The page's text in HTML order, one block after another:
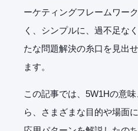
ーケティングフレームワー
く、シンプルに、過不足な
たな問題解決の糸口を見出
ます。
この記事では、 5W1Hの意
ら、さまざまな目的や場面